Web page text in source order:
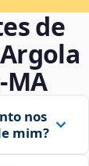
de
nos
mim?